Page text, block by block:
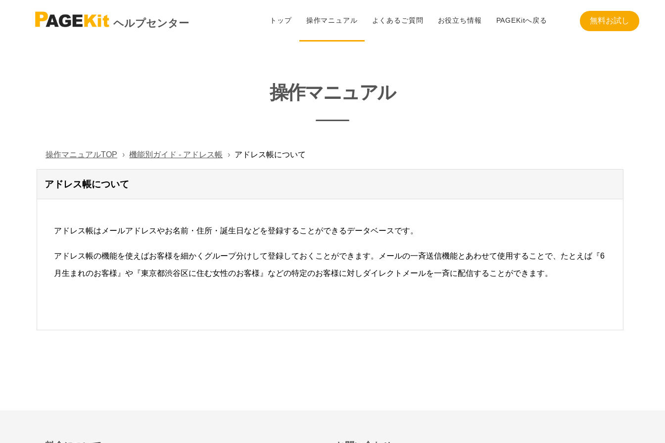
ヘルプセンター トップ 操作マニュアル よくあるご質問 お役立ち情報 PAGEKitへ戻る 無料お試し
操作マニュアル
操作マニュアルTOP 機能別ガイド - アドレス帳 アドレス帳について
アドレス帳について
アドレス帳はメールアドレスやお名前・住所・誕生日などを登録することができるデータベースです。
アドレス帳の機能を使えばお客様を細かくグループ分けして登録しておくことができます。メールの一斉送信機能とあわせて使用することで、たとえば『6
月生まれのお客様』や『東京都渋谷区に住む女性のお客様』などの特定のお客様に対しダイレクトメールを一斉に配信することができます。